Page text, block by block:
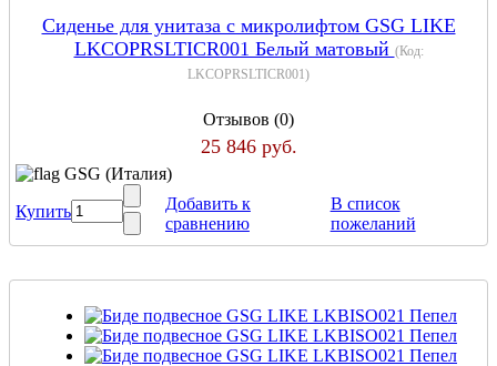
Сиденье для унитаза с микролифтом GSG LIKE
LKCOPRSLTICR001 Белый матовый (Код:
LKCOPRSLTICR001)
Отзывов (0)
25 846 руб.
GSG (Италия)
Купить
Добавить к
сравнению
В список
пожеланий